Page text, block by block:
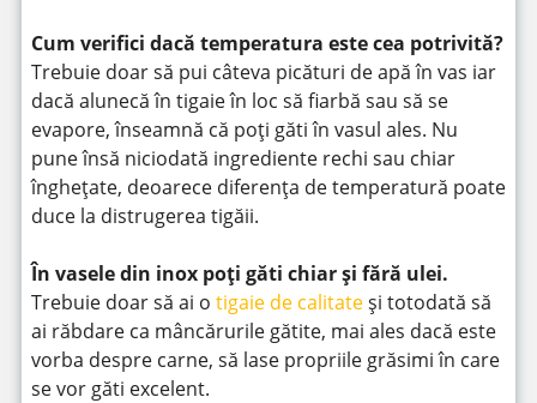
Cum verifici dacă temperatura este cea potrivită?
Trebuie doar să pui câteva picături de apă în vas iar
dacă alunecă în tigaie în loc să fiarbă sau să se
evapore, înseamnă că poți găti în vasul ales. Nu
pune însă niciodată ingrediente rechi sau chiar
înghețate, deoarece diferența de temperatură poate
duce la distrugerea tigăii.
În vasele din inox poți găti chiar și fără ulei.
Trebuie doar să ai o tigaie de calitateși totodată să
ai răbdare ca mâncărurile gătite, mai ales dacă este
vorba despre carne, să lase propriile grăsimi în care
se vor găti excelent.